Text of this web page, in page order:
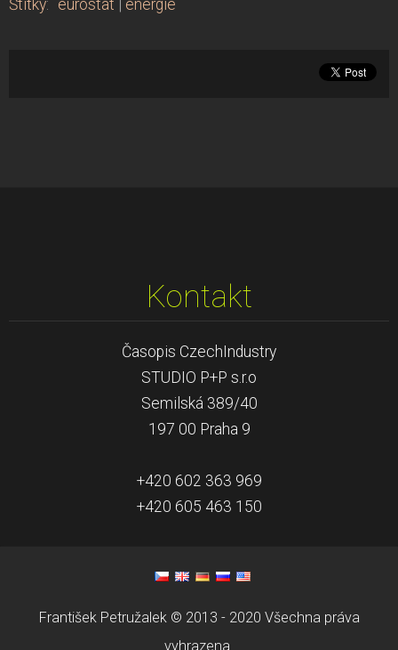
Štítky: eurostat energie
Kontakt
Časopis CzechIndustry
STUDIO P+P s.r.o
Semilská 389/40
197 00 Praha 9
+420 602 363 969
+420 605 463 150
František Petružalek © 2013 - 2020 Všechna práva
vyhrazena.